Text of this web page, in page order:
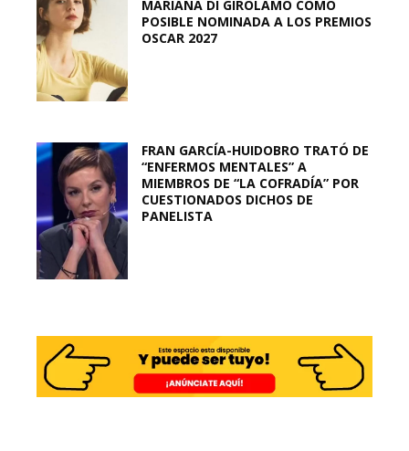
MARIANA DI GIROLAMO COMO
POSIBLE NOMINADA A LOS PREMIOS
OSCAR 2027
FRAN GARCÍA-HUIDOBRO TRATÓ DE
“ENFERMOS MENTALES” A
MIEMBROS DE “LA COFRADÍA” POR
CUESTIONADOS DICHOS DE
PANELISTA